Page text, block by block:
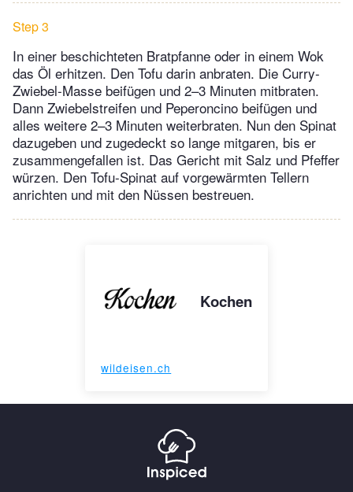
Step 3
In einer beschichteten Bratpfanne oder in einem Wok
das Öl erhitzen. Den Tofu darin anbraten. Die Curry-
Zwiebel-Masse beifügen und 2–3 Minuten mitbraten.
Dann Zwiebelstreifen und Peperoncino beifügen und
alles weitere 2–3 Minuten weiterbraten. Nun den Spinat
dazugeben und zugedeckt so lange mitgaren, bis er
zusammengefallen ist. Das Gericht mit Salz und Pfeffer
würzen. Den Tofu-Spinat auf vorgewärmten Tellern
anrichten und mit den Nüssen bestreuen.
Kochen
wildeisen.ch